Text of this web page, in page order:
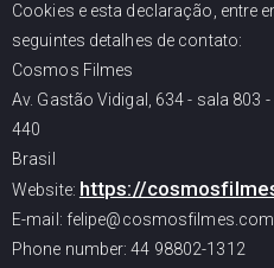
Cookies e esta declaração, entre
seguintes detalhes de contato:
Cosmos Filmes
Av. Gastão Vidigal, 634 - sala 803
440
Brasil
Website: https://
E-mail: felipe@cosmosfilmes.com
Phone number: 44 98802-1312